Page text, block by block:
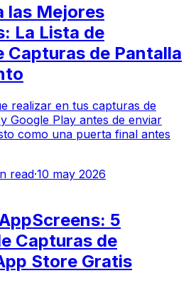
las Mejores
La Lista de
de Pantalla
realizar en tus capturas de
Google Play antes de enviar
como una puerta final antes
read·10 may 2026
5
Capturas de
Store Gratis